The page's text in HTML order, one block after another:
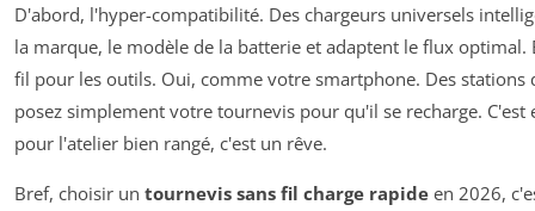
D'abord, l'hyper-compatibilité. Des chargeurs universels
la marque, le modèle de la batterie et adaptent le flux optimal.
fil pour les outils. Oui, comme votre smartphone. Des stations
posez simplement votre tournevis pour qu'il se recharge. C'est
pour l'atelier bien rangé, c'est un rêve.
Bref, choisir un tournevis sans fil charge rapide en 2026,